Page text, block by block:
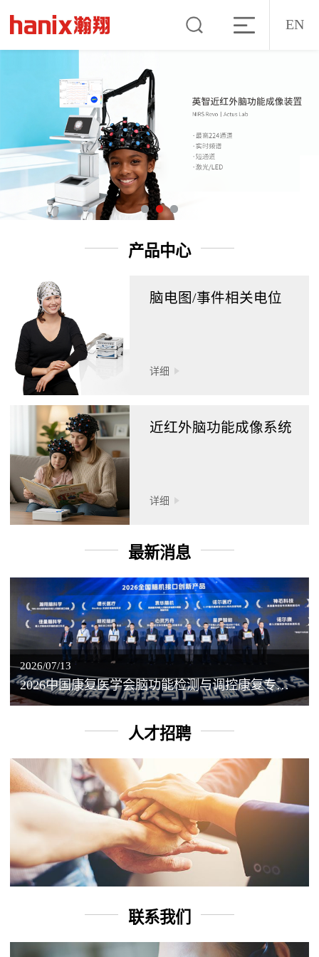
EN
产品中心
脑电图/事件相关电位
详细
近红外脑功能成像系统
详细
最新消息
2026/07/13
2026中国康复医学会脑功能检测与调控康复专业委员会学术年会丨脑客中国：脑机接口——EEG驱动TMS闭环调控工作坊
人才招聘
联系我们